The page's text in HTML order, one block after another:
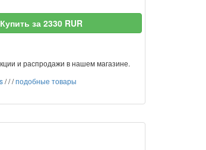
Купить за 2330 RUR
и распродажи в нашем магазине.
///подобные товары